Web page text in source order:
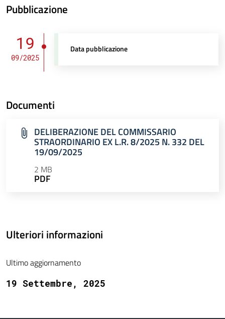
Pubblicazione
19
09/2025
Data pubblicazione
Documenti
DELIBERAZIONE DEL COMMISSARIO
STRAORDINARIO EX L.R. 8/2025 N. 332 DEL
19/09/2025
2 MB
PDF
Ulteriori informazioni
Ultimo aggiornamento
19 Settembre, 2025